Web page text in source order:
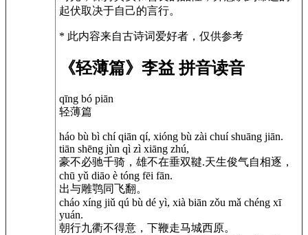
起伏取决于自己的言行。
* 此内容来自古诗词爱好者，仅供参考
《轻薄篇》李益 拼音读音
qīng bó piān
轻薄篇
háo bù bì chí qiān qí, xióng bù zài chuí shuāng jiān.
tiān shēng jùn qì zì xiāng zhú,
豪不必驰千骑，雄不在垂双鞬.天生俊气自相逐，
chū yǔ diāo è tóng fēi fān.
出与雕鹗同飞翻。
cháo xíng jiǔ qú bù dé yì, xià biān zǒu mǎ chéng xī
yuán.
朝行九衢不得意，下鞭走马城西原。